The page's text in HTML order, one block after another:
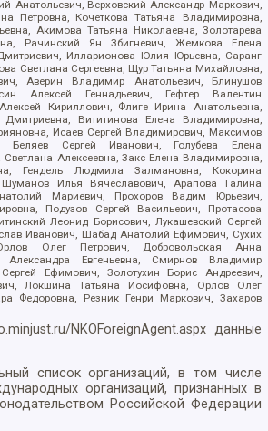
Анатольевич, Верховский Александр Маркович,
Петровна, Кочеткова Татьяна Владимировна,
Акимова Татьяна Николаевна, Золотарева
Рачинский Ян Збигневич, Жемкова Елена
Илларионова Юлия Юрьевна, Саранг
Светлана Сергеевна, Щур Татьяна Михайловна,
Аверин Владимир Анатольевич, Блинушов
Алексей Геннадьевич, Гефтер Валентин
Кириллович, Флиге Ирина Анатольевна,
Вититинова Елена Владимировна,
Исаев Сергей Владимирович, Максимов
Беляев Сергей Иванович, Голубева Елена
Светлана Алексеевна, Закс Елена Владимировна,
Гендель Людмила Залмановна, Кокорина
Шуманов Илья Вячеславович, Арапова Галина
Мариевич, Прохоров Вадим Юрьевич,
Подузов Сергей Васильевич, Протасова
Леонид Борисович, Лукашевский Сергей
Иванович, Шабад Анатолий Ефимович, Сухих
Олег Петрович, Добровольская Анна
Александра Евгеньевна, Смирнов Владимир
Ефимович, Золотухин Борис Андреевич,
Локшина Татьяна Иосифовна, Орлов Олег
Федоровна, Резник Генри Маркович, Захаров
NKOForeignAgent.aspxданные
список организаций, в том числе
организаций, признанных в
Российской Федерации